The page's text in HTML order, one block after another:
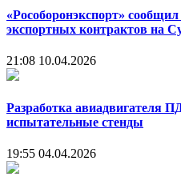
«Рособоронэкспорт»
экспортных контрактов на
21:08 10.04.2026
Разработка авиадвигателя
испытательные стенды
19:55 04.04.2026